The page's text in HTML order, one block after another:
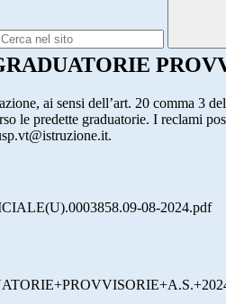
ai sensi dell’art. 20 comma 3
le predette graduatorie. I reclami
08-2024.pdf